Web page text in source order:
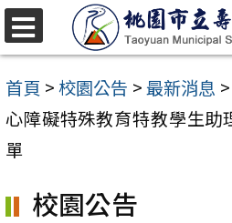
跳
至
主
要
內
區
首頁 >校園公告 >最新消息 >
心障礙特殊教育特教學生助
單
校園公告
選
單